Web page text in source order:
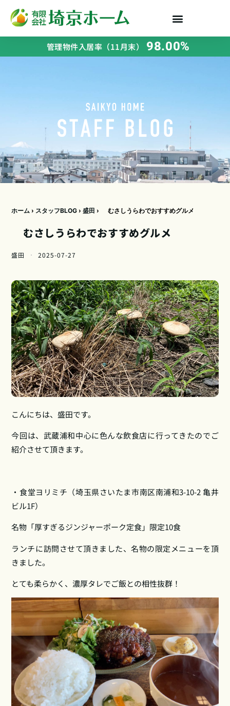
管理物件入居率（11月末） 98.00%
ホーム › スタッフBLOG › 盛田 › むさしうらわでおすすめグルメ
むさしうらわでおすすめグルメ
盛田 2025-07-27
こんにちは、盛田です。
今回は、武蔵浦和中心に色んな飲食店に行ってきたのでご
紹介させて頂きます。
・食堂ヨリミチ（埼玉県さいたま市南区南浦和3‑10‑2 亀井
ビル1F）
名物「厚すぎるジンジャーポーク定食」限定10食
ランチに訪問させて頂きました、名物の限定メニューを頂
きました。
とても柔らかく、濃厚タレでご飯との相性抜群！